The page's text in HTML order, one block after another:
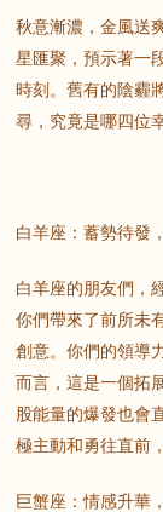
秋意漸濃，金風送
星匯聚，預示著一
時刻。舊有的陰霾
尋，究竟是哪四位
白羊座：蓄勢待發
白羊座的朋友們，
你們帶來了前所未
創意。你們的領導
而言，這是一個拓
股能量的爆發也會
極主動和勇往直前
巨蟹座：情感升華